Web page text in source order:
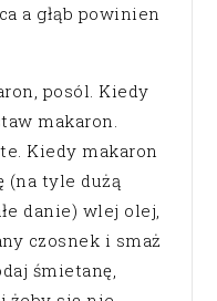
a głąb powinien
posól. Kiedy
makaron.
Kiedy makaron
(na tyle dużą
danie) wlej olej,
czosnek i smaż
śmietanę,